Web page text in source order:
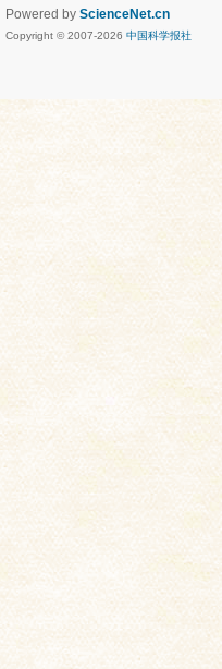
Powered by ScienceNet.cn
Copyright © 2007-2026 中国科学报社